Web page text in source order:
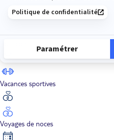
Vacances sportives
Voyages de noces